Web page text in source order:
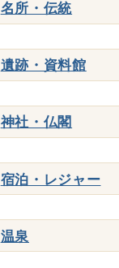
名所・伝統
遺跡・資料館
神社・仏閣
宿泊・レジャー
温泉